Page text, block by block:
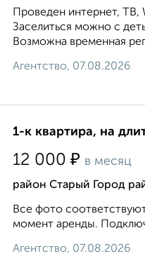
Проведен интернет,
Заселиться можно с
Возможна временная
Агентство, 07.08.2026
1-к квартира, на
12 000 ₽ в месяц
район Старый Город
Все фото
момент аренды.
Агентство, 07.08.2026